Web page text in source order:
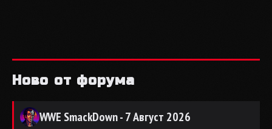
Ново от форума
WWE SmackDown - 7 Август 2026